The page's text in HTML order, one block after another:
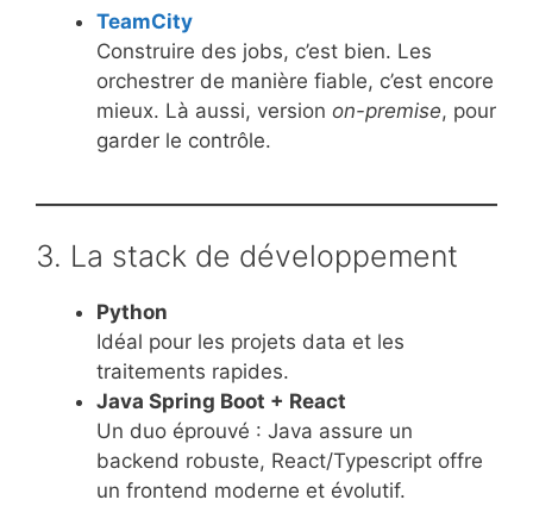
TeamCity
Construire des jobs, c’est bien. Les
orchestrer de manière fiable, c’est encore
mieux. Là aussi, version on-premise, pour
garder le contrôle.
3. La stack de développement
Python
Idéal pour les projets data et les
traitements rapides.
Java Spring Boot + React
Un duo éprouvé : Java assure un
backend robuste, React/Typescript offre
un frontend moderne et évolutif.